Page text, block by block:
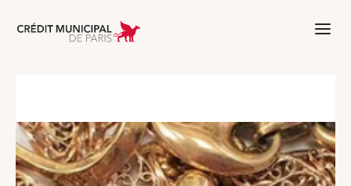
Aller à l'accueil de Crédit Municipal